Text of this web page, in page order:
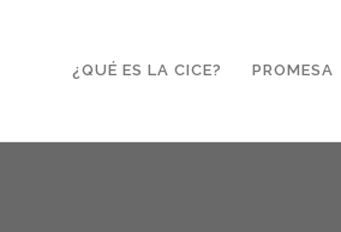
¿QUÉ ES LA CICE? PROMESA